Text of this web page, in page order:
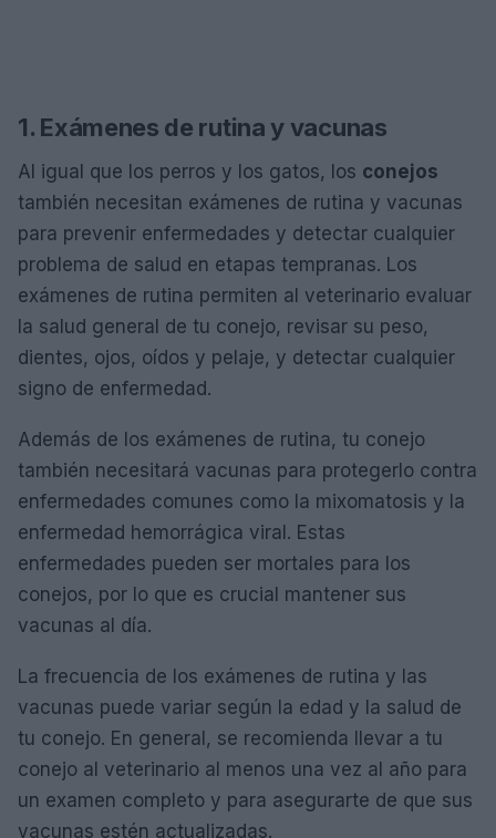
1. Exámenes de rutina y vacunas
Al igual que los perros y los gatos, los conejos
también necesitan exámenes de rutina y vacunas
para prevenir enfermedades y detectar cualquier
problema de salud en etapas tempranas. Los
exámenes de rutina permiten al veterinario evaluar
la salud general de tu conejo, revisar su peso,
dientes, ojos, oídos y pelaje, y detectar cualquier
signo de enfermedad.
Además de los exámenes de rutina, tu conejo
también necesitará vacunas para protegerlo contra
enfermedades comunes como la mixomatosis y la
enfermedad hemorrágica viral. Estas
enfermedades pueden ser mortales para los
conejos, por lo que es crucial mantener sus
vacunas al día.
La frecuencia de los exámenes de rutina y las
vacunas puede variar según la edad y la salud de
tu conejo. En general, se recomienda llevar a tu
conejo al veterinario al menos una vez al año para
un examen completo y para asegurarte de que sus
vacunas estén actualizadas.